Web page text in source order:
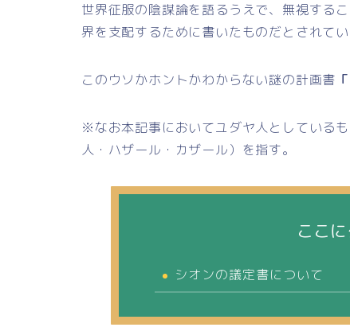
世界征服の陰謀論を語るうえで、無視する
界を支配するために書いたものだとされてい
このウソかホントかわからない謎の計画書
※なお本記事においてユダヤ人としている
人・ハザール・カザール）を指す。
ここ
シオンの議定書について